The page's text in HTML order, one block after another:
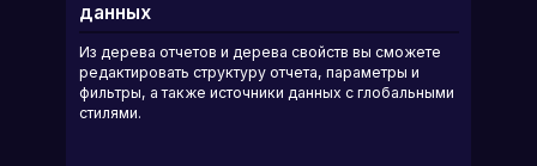
данных
Из дерева отчетов и дерева свойств вы сможете
редактировать структуру отчета, параметры и
фильтры, а также источники данных с глобальными
стилями.